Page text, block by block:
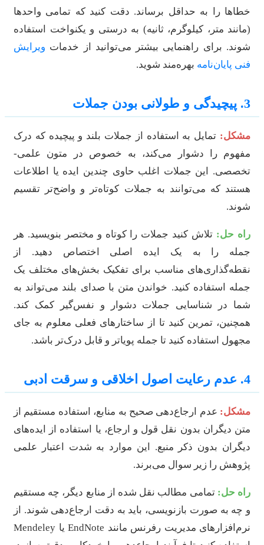
خطاها را به حداقل برساند. دقت کنید که تمامی واحدها
(مانند متر، کیلوگرم، ثانیه) به درستی و یکنواخت استفاده
شوند. برای راهنمایی بیشتر می‌توانید از خدماتویرایش
فنی پایان‌نامهبهره‌مند شوید.
مشکل:تمایل به استفاده از جملات بلند و پیچیده که درک
مفهوم را دشوار می‌کند، به خصوص در متون علمی-
تخصصی. این جملات اغلب حاوی چندین ایده یا اطلاعات
هستند که می‌توانند به جملات کوتاه‌تر و واضح‌تر تقسیم
شوند.
حل:تلاش کنید جملات را کوتاه و مختصر بنویسید. هر
جمله را به یک ایده اصلی اختصاص دهید. از
نقطه‌گذاری‌های مناسب برای تفکیک بخش‌های مختلف یک
جمله استفاده کنید. خواندن متن با صدای بلند می‌تواند به
شما در شناسایی جملات دشوار و نفس‌گیر کمک کند.
همچنین، تمرین کنید تا از ساختارهای فعلی معلوم به جای
مجهول استفاده کنید تا جمله پویا‌تر و قابل درک‌تر باشد.
مشکل:عدم ارجاع‌دهی صحیح به منابع، استفاده مستقیم از
متن دیگران بدون نقل قول و ارجاع، یا استفاده از ایده‌های
دیگران بدون ذکر منبع. این موارد به شدت اعتبار علمی
پژوهش را زیر سوال می‌برند.
حل:تمامی مطالب نقل شده از منابع دیگر، چه مستقیم
و چه به صورت بازنویسی، باید به دقت ارجاع‌دهی شوند. از
نرم‌افزارهای مدیریت رفرنس مانند EndNote یا Mendeley